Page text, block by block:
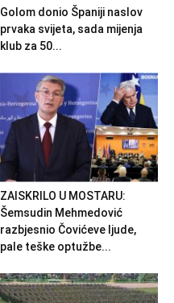
Golom donio Španiji naslov
prvaka svijeta, sada mijenja
klub za 50...
ZAISKRILO U MOSTARU:
Šemsudin Mehmedović
razbjesnio Čovićeve ljude,
pale teške optužbe...